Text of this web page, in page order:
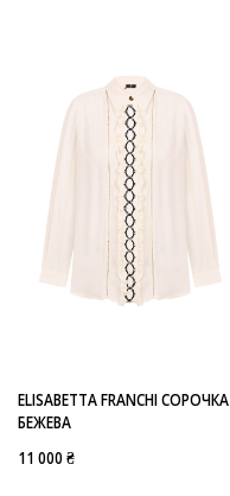
ELISABETTA FRANCHI СОРОЧКА
БЕЖЕВА
11 000 ₴